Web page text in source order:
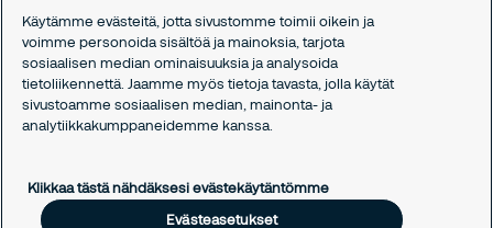
Tiedotteet
Työntekijöille
Oikeudelliset asiat
Tietosuojakäytäntömme
Käytämme evästeitä, jotta sivustomme toimii oikein ja
voimme personoida sisältöä ja mainoksia, tarjota
sosiaalisen median ominaisuuksia ja analysoida
tietoliikennettä. Jaamme myös tietoja tavasta, jolla käytät
sivustoamme sosiaalisen median, mainonta- ja
analytiikkakumppaneidemme kanssa.
Klikkaa tästä nähdäksesi evästekäytäntömme
Evästeasetukset